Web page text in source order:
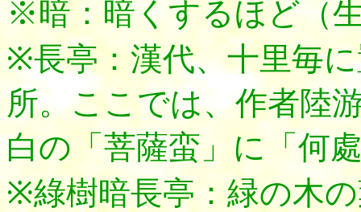
※暗：暗くするほど（
※長亭：漢代、十里毎
所。ここでは、作者陸
白の「菩薩蛮」に「何
※綠樹暗長亭：緑の木